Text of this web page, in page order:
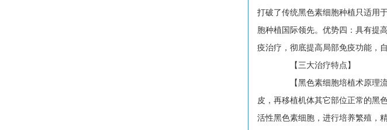
打破了传统黑色素细胞种植只适用
胞种植国际领先。优势四：具有提
疫治疗，彻底提高局部免疫功能，
【三大治疗特点】
【黑色素细胞培植术原理流
皮，再移植机体其它部位正常的黑
活性黑色素细胞，进行培养繁殖，